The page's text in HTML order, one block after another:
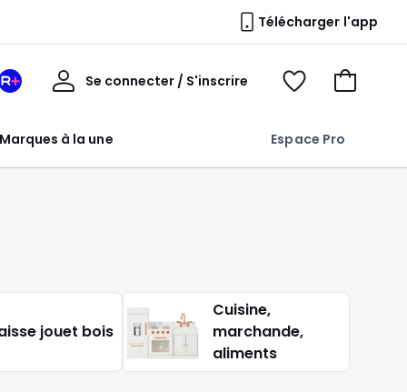
Télécharger l'app
à la une Espace Pro
Mon
Redoute
Se connecter / S'inscrire
Mon
Voir
Voir
jouet bois
Cuisine,
marchande,
aliments